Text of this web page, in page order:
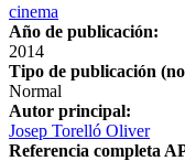
cinema
Año de publicación:
2014
Tipo de publicación
Normal
Autor principal:
Josep Torelló Oliver
Referencia completa